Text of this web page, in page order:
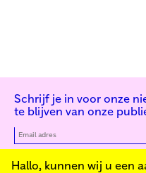
Schrijf je in voor onze
te blijven van onze
Hallo, kunnen wij u een